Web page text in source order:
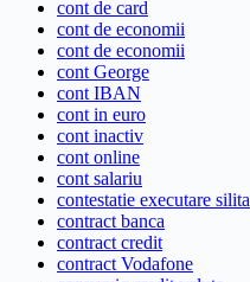
cont de card
cont de economii
cont de economii
cont George
cont IBAN
cont in euro
cont inactiv
cont online
cont salariu
contestatie executare silita
contract banca
contract credit
contract Vodafone